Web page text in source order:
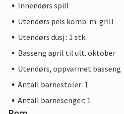
Innendørs spill
Utendørs peis komb. m. grill
Utendørs dusj : 1 stk.
Basseng april til ult. oktober
Utendørs, oppvarmet basseng
Antall barnestoler: 1
Antall barnesenger: 1